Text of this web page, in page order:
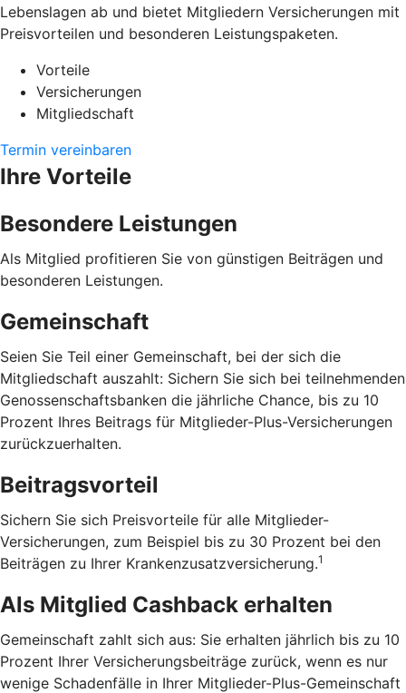
Lebenslagen ab und bietet Mitgliedern Versicherungen mit
Preisvorteilen und besonderen Leistungspaketen.
Vorteile
Versicherungen
Mitgliedschaft
Termin vereinbaren
Ihre Vorteile
Besondere Leistungen
Als Mitglied profitieren Sie von günstigen Beiträgen und
besonderen Leistungen.
Gemeinschaft
Seien Sie Teil einer Gemeinschaft, bei der sich die
Mitgliedschaft auszahlt: Sichern Sie sich bei teilnehmenden
Genossenschaftsbanken die jährliche Chance, bis zu 10
Prozent Ihres Beitrags für Mitglieder-Plus-Versicherungen
zurückzuerhalten.
Beitragsvorteil
Sichern Sie sich Preisvorteile für alle Mitglieder-
Versicherungen, zum Beispiel bis zu 30 Prozent bei den
Beiträgen zu Ihrer Krankenzusatzversicherung.1
Als Mitglied Cashback erhalten
Gemeinschaft zahlt sich aus: Sie erhalten jährlich bis zu 10
Prozent Ihrer Versicherungsbeiträge zurück, wenn es nur
wenige Schadenfälle in Ihrer Mitglieder-Plus-Gemeinschaft